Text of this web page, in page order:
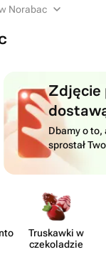
Norabac
Dbamy o to,
sprostał
Truskawki w
czeko​ladzie